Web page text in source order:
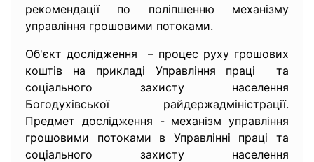
рекомендації по поліпшенню механізму
управління грошовими потоками.
Об'єкт дослідження – процес руху грошових
коштів на прикладі Управління праці та
соціального захисту населення
Богодухівської райдержадміністрації.
Предмет дослідження - механізм управління
грошовими потоками в Управлінні праці та
соціального захисту населення